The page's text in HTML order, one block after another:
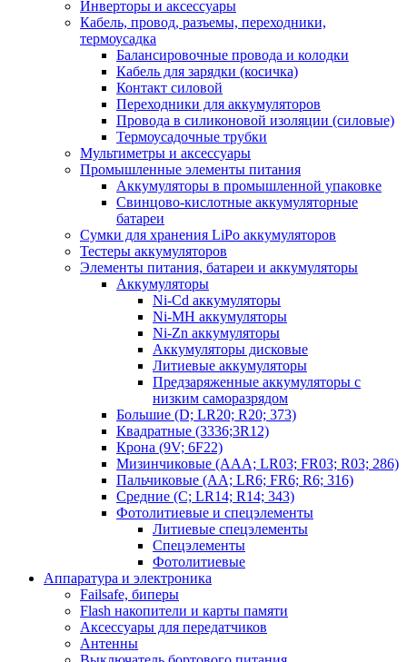
Инверторы и аксессуары
Кабель, провод, разъемы, переходники,
термоусадка
Балансировочные провода и колодки
Кабель для зарядки (косичка)
Контакт силовой
Переходники для аккумуляторов
Провода в силиконовой изоляции (силовые)
Термоусадочные трубки
Мультиметры и аксессуары
Промышленные элементы питания
Аккумуляторы в промышленной упаковке
Свинцово-кислотные аккумуляторные
батареи
Сумки для хранения LiPo аккумуляторов
Тестеры аккумуляторов
Элементы питания, батареи и аккумуляторы
Аккумуляторы
Ni-Cd аккумуляторы
Ni-MH аккумуляторы
Ni-Zn аккумуляторы
Аккумуляторы дисковые
Литиевые аккумуляторы
Предзаряженные аккумуляторы с
низким саморазрядом
Большие (D; LR20; R20; 373)
Квадратные (3336;3R12)
Крона (9V; 6F22)
Мизинчиковые (AAA; LR03; FR03; R03; 286)
Пальчиковые (AA; LR6; FR6; R6; 316)
Средние (C; LR14; R14; 343)
Фотолитиевые и спецэлементы
Литиевые спецэлементы
Спецэлементы
Фотолитиевые
Аппаратура и электроника
Failsafe, биперы
Flash накопители и карты памяти
Аксессуары для передатчиков
Антенны